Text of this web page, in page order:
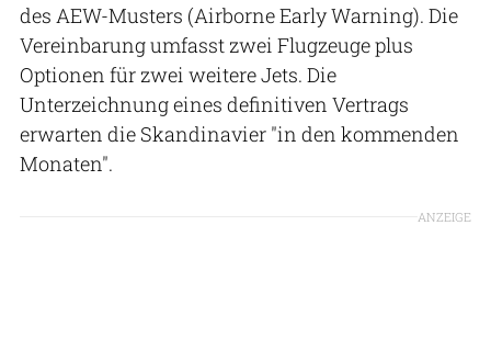
des AEW-Musters (Airborne Early Warning). Die
Vereinbarung umfasst zwei Flugzeuge plus
Optionen für zwei weitere Jets. Die
Unterzeichnung eines definitiven Vertrags
erwarten die Skandinavier "in den kommenden
Monaten".
ANZEIGE